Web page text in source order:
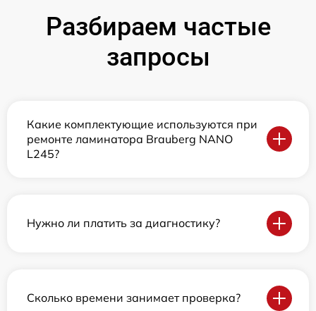
Разбираем частые
запросы
Какие комплектующие используются при
ремонте ламинатора Brauberg NANO
L245?
Нужно ли платить за диагностику?
Сколько времени занимает проверка?